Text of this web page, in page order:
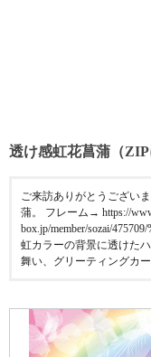
透け感虹花菖蒲（ZIP
ご来訪ありがとうござい
蒲。 フレーム→ https://
box.jp/member/sozai/
虹カラーの背景に透けた
舞い、グリーティングカ